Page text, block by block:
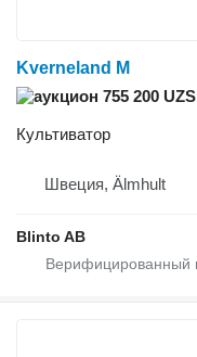
Kverneland M
755 200 UZS
Культиватор
Швеция, Älmhult
Blinto AB